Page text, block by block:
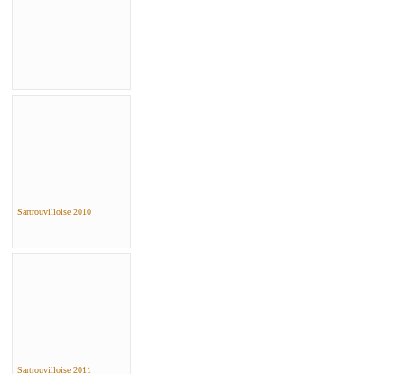
Sartrouvilloise 2010
Sartrouvilloise 2011